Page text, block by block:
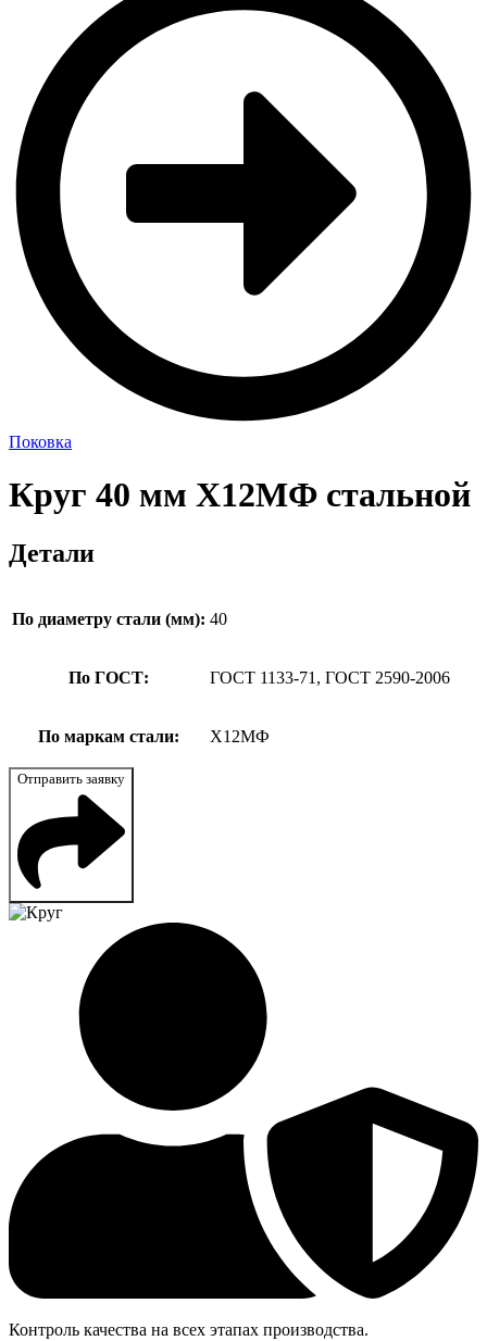
Поковка
Круг 40 мм Х12МФ стальной
Детали
По диаметру стали (мм): 40
По ГОСТ: ГОСТ 1133-71, ГОСТ 2590-2006
По маркам стали: Х12МФ
Отправить заявку
Контроль качества на всех этапах производства.